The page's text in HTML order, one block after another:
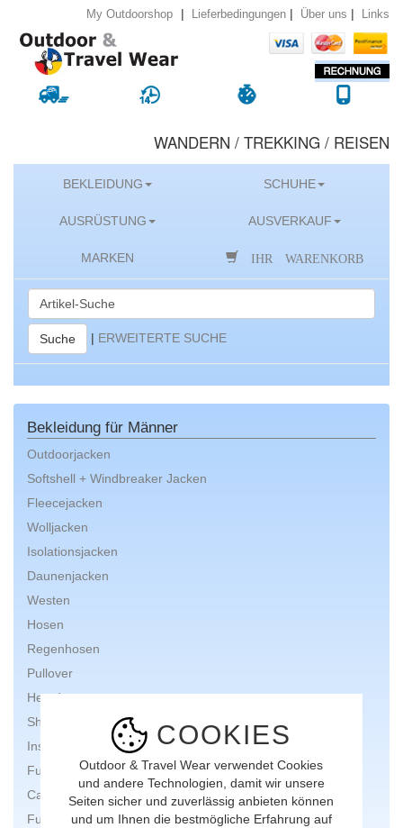
COOKIES
Outdoor & Travel Wear verwendet Cookies
und andere Technologien, damit wir unsere
Seiten sicher und zuverlässig anbieten können
und um Ihnen die bestmögliche Erfahrung auf
My Outdoorshop | Lieferbedingungen | Über uns | Links
WANDERN / TREKKING / REISEN
BEKLEIDUNG SCHUHE
AUSRÜSTUNG AUSVERKAUF
MARKEN IHR WARENKORB
Suche | ERWEITERTE SUCHE
Bekleidung für Männer
Outdoorjacken
Softshell + Windbreaker Jacken
Fleecejacken
Wolljacken
Isolationsjacken
Daunenjacken
Westen
Hosen
Regenhosen
Pullover
Hemden
Shirts
Insektenschutz
Funktionsunterwäsche
Caps + Hüte
Funktionstücher